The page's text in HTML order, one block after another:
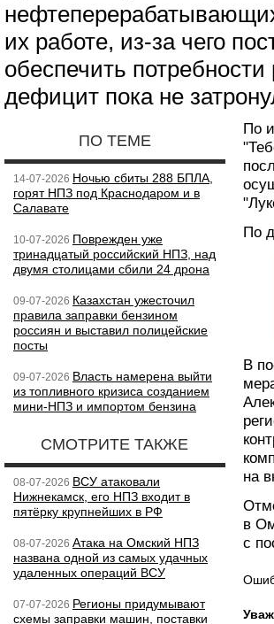
их работе, из-за чего
обеспечить
дефицит пока не
ПО ТЕМЕ
14-07-2026 Ночью сбиты 288 БПЛА,
горят НПЗ под Краснодаром и в
Салавате
10-07-2026 Поврежден уже
тринадцатый российский НПЗ, над
двумя столицами сбили 24 дрона
09-07-2026 Казахстан ужесточил
правила заправки бензином
россиян и выставил полицейские
посты
09-07-2026 Власть намерена выйти
из топливного кризиса созданием
мини-НПЗ и импортом бензина
СМОТРИТЕ ТАКЖЕ
08-07-2026 ВСУ атаковали
Нижнекамск, его НПЗ входит в
пятёрку крупнейших в РФ
08-07-2026 Атака на Омский НПЗ
названа одной из самых удачных
удаленных операций ВСУ
07-07-2026 Регионы придумывают
схемы заправки машин, поставки
По
По
В
на
в
с